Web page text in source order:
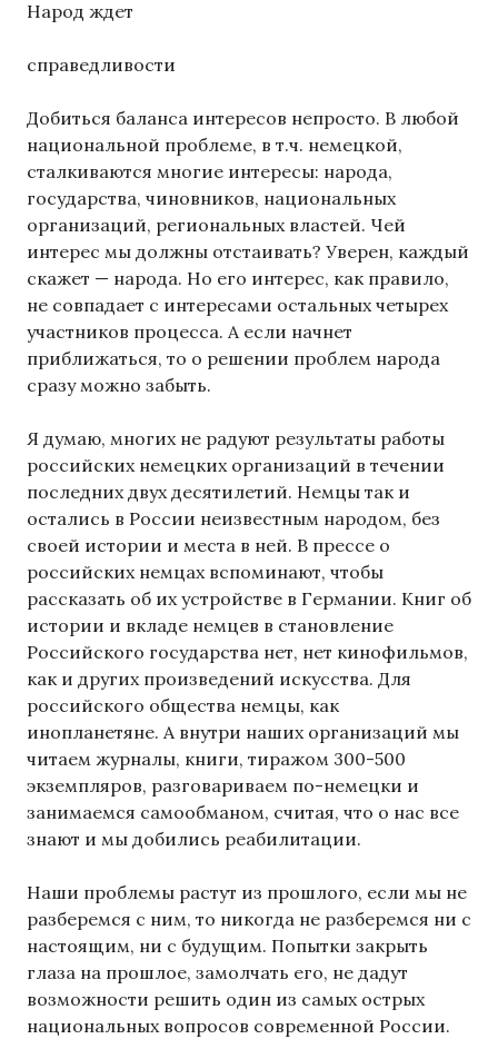
Народ ждет
справедливости
Добиться баланса интересов непросто. В любой
национальной проблеме, в т.ч. немецкой,
сталкиваются многие интересы: народа,
государства, чиновников, национальных
организаций, региональных властей. Чей
интерес мы должны отстаивать? Уверен, каждый
скажет — народа. Но его интерес, как правило,
не совпадает с интересами остальных четырех
участников процесса. А если начнет
приближаться, то о решении проблем народа
сразу можно забыть.
Я думаю, многих не радуют результаты работы
российских немецких организаций в течении
последних двух десятилетий. Немцы так и
остались в России неизвестным народом, без
своей истории и места в ней. В прессе о
российских немцах вспоминают, чтобы
рассказать об их устройстве в Германии. Книг об
истории и вкладе немцев в становление
Российского государства нет, нет кинофильмов,
как и других произведений искусства. Для
российского общества немцы, как
инопланетяне. А внутри наших организаций мы
читаем журналы, книги, тиражом 300-500
экземпляров, разговариваем по-немецки и
занимаемся самообманом, считая, что о нас все
знают и мы добились реабилитации.
Наши проблемы растут из прошлого, если мы не
разберемся с ним, то никогда не разберемся ни с
настоящим, ни с будущим. Попытки закрыть
глаза на прошлое, замолчать его, не дадут
возможности решить один из самых острых
национальных вопросов современной России.